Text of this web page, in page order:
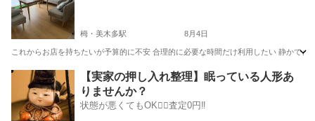
栂・美木多駅 8月4日
これからお店を持ちたいが予算的に不安 合理的に必要な時間だけ利用したい 静かで
大阪 堺市 栂・美木多駅 エステ
【実家の押し入れ整理】眠っている人形あ
りませんか？
状態が悪くてもOK🙆‍♀️査定0円‼️